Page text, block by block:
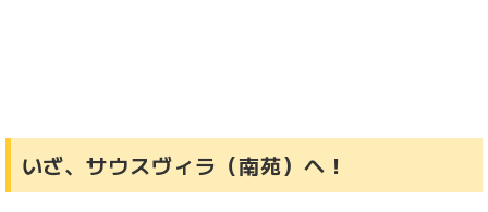
いざ、サウスヴィラ（南苑）へ！